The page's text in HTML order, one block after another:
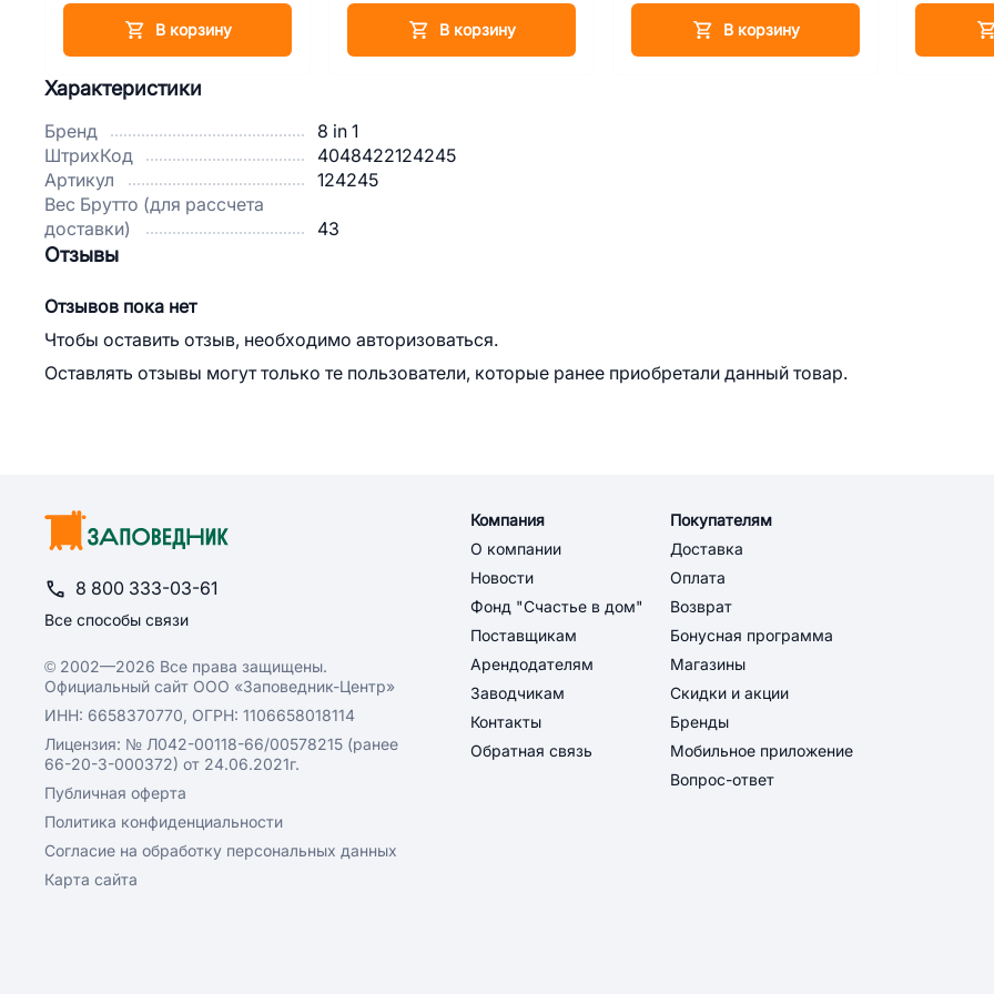
В корзину В корзину В корзину
Характеристики
Бренд
8 in 1
ШтрихКод
4048422124245
Артикул
124245
Вес Брутто (для рассчета
доставки)
43
Отзывы
Отзывов пока нет
Чтобы оставить отзыв, необходимо авторизоваться.
Оставлять отзывы могут только те пользователи, которые ранее приобретали данный товар.
8 800 333-03-61
Все способы связи
© 2002—2026 Все права защищены.
Официальный сайт ООО «Заповедник-Центр»
ИНН: 6658370770, ОГРН: 1106658018114
Лицензия: № Л042-00118-66/00578215 (ранее
66-20-3-000372) от 24.06.2021г.
Публичная оферта
Политика конфиденциальности
Согласие на обработку персональных данных
Карта сайта
Компания
О компании
Новости
Фонд "Счастье в дом"
Поставщикам
Арендодателям
Заводчикам
Контакты
Обратная связь
Покупателям
Доставка
Оплата
Возврат
Бонусная программа
Магазины
Скидки и акции
Бренды
Мобильное приложение
Вопрос-ответ